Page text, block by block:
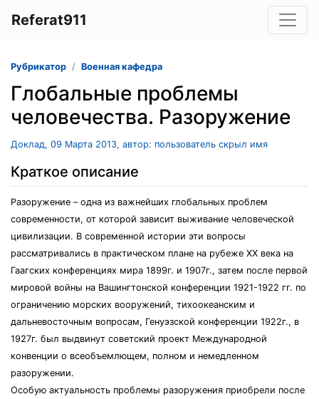
Referat911
Рубрикатор Военная кафедра
Глобальные проблемы
человечества. Разоружение
Доклад, 09 Марта 2013, автор: пользователь скрыл имя
Краткое описание
Разоружение – одна из важнейших глобальных проблем
современности, от которой зависит выживание человеческой
цивилизации. В современной истории эти вопросы
рассматривались в практическом плане на рубеже ХХ века на
Гаагских конференциях мира 1899г. и 1907г., затем после первой
мировой войны на Вашингтонской конференции 1921-1922 гг. по
ограничению морских вооружений, тихоокеанским и
дальневосточным вопросам, Генуэзской конференции 1922г., в
1927г. был выдвинут советский проект Международной
конвенции о всеобъемлющем, полном и немедленном
разоружении.
Особую актуальность проблемы разоружения приобрели после